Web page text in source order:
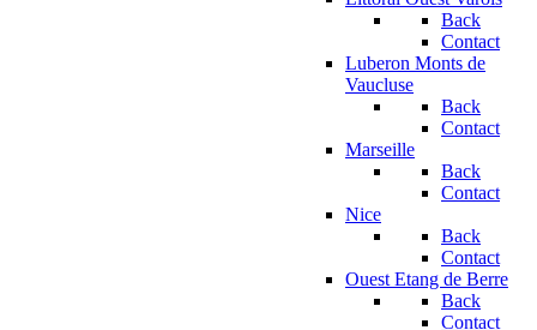
Back
Contact
Luberon Monts de
Vaucluse
Back
Contact
Marseille
Back
Contact
Nice
Back
Contact
Ouest Etang de Berre
Back
Contact